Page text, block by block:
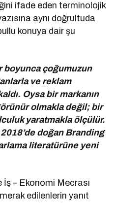
ifade eden terminolojik
aynı doğrultuda
konuya dair şu
boyunca çoğumuzun
ve reklam
Oysa bir markanın
olmakla değil; bir
yaratmakla ölçülür.
doğan Branding
literatürüne yeni
– Ekonomi Mecrası
edilenlerin yanıt